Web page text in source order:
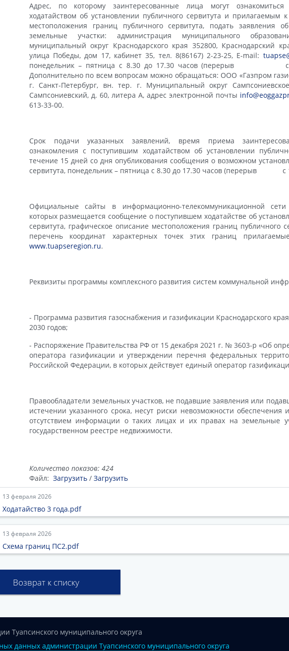
Адрес, по которому заинтересованные лица могут
ходатайством об установлении публичного сервитута и прилагаемым
местоположения границ публичного сервитута, подать заявления
земельные участки: администрация муниципального
муниципальный округ Краснодарского края 352800, Краснодарский
улица Победы, дом 17, кабинет 35, тел. 8(86167) 2-23-25, E-mail:
понедельник – пятница с 8.30 до 17.30 часов (перерыв с
Дополнительно по всем вопросам можно обращаться: ООО «Газпром
г. Санкт-Петербург, вн. тер. г. Муниципальный округ
Сампсониевский, д. 60, литера А, адрес электронной почты
613-33-00.
Срок подачи указанных заявлений, время приема
ознакомления с поступившим ходатайством об установлении
течение 15 дней со дня опубликования сообщения о возможном
сервитута, понедельник – пятница с 8.30 до 17.30 часов (перерыв с
Официальные сайты в информационно-телекоммуникационной
которых размещается сообщение о поступившем ходатайстве об
сервитута, графическое описание местоположения границ публичного
перечень координат характерных точек этих границ
www.tuapseregion.ru.
Реквизиты программы комплексного развития систем коммунальной
- Программа развития газоснабжения и газификации Краснодарского
2030 годов;
- Распоряжение Правительства РФ от 15 декабря 2021 г. № 3603-р «Об
оператора газификации и утверждении перечня федеральных
Российской Федерации, в которых действует единый оператор
Правообладатели земельных участков, не подавшие заявления или
истечении указанного срока, несут риски невозможности обеспечения
отсутствием информации о таких лицах и их правах на земельные
государственном реестре недвижимости.
Количество показов: 424
Файл: Загрузить/ Загрузить
13 февраля 2026
Ходатайство 3 года.pdf
13 февраля 2026
Схема границ ПС2.pdf
Возврат к списку
Туапсинского муниципального округа
данных администрации Туапсинского муниципального округа